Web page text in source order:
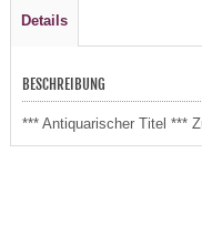
Details
BESCHREIBUNG
*** Antiquarischer Titel ***